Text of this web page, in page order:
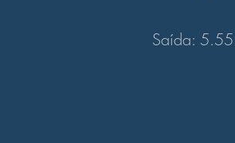
Saída: 5.55